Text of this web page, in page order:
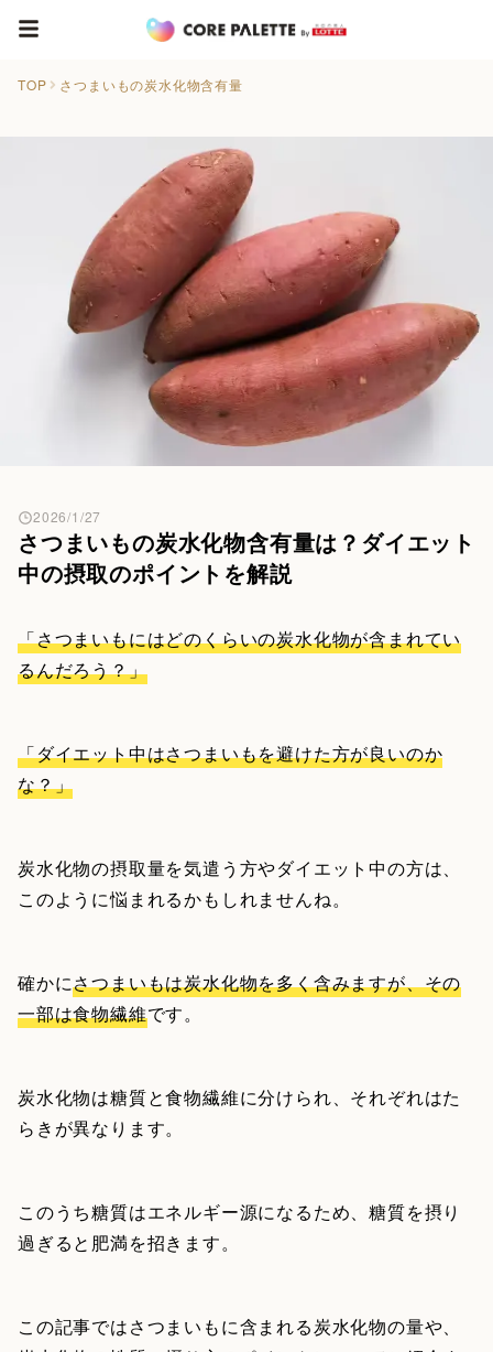
TOP さつまいもの炭水化物含有量
さつまいもの炭水化物含有量は？ダイエット
中の摂取のポイントを解説
2026/1/27
「さつまいもにはどのくらいの炭水化物が含まれてい
るんだろう？」
「ダイエット中はさつまいもを避けた方が良いのか
な？」
炭水化物の摂取量を気遣う方やダイエット中の方は、
このように悩まれるかもしれませんね。
確かにさつまいもは炭水化物を多く含みますが、その
一部は食物繊維です。
炭水化物は糖質と食物繊維に分けられ、それぞれはた
らきが異なります。
このうち糖質はエネルギー源になるため、糖質を摂り
過ぎると肥満を招きます。
この記事ではさつまいもに含まれる炭水化物の量や、